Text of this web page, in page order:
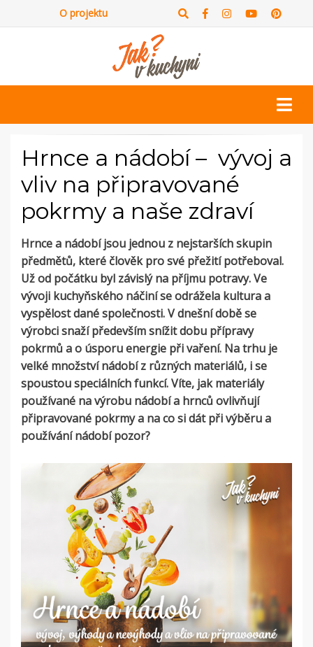
O projektu
Hrnce a nádobí – vývoj a
vliv na připravované
pokrmy a naše zdraví
Hrnce a nádobí jsou jednou z nejstarších skupin
předmětů, které člověk pro své přežití potřeboval.
Už od počátku byl závislý na příjmu potravy. Ve
vývoji kuchyňského náčiní se odrážela kultura a
vyspělost dané společnosti. V dnešní době se
výrobci snaží především snížit dobu přípravy
pokrmů a o úsporu energie při vaření. Na trhu je
velké množství nádobí z různých materiálů, i se
spoustou speciálních funkcí. Víte, jak materiály
používané na výrobu nádobí a hrnců ovlivňují
připravované pokrmy a na co si dát při výběru a
používání nádobí pozor?